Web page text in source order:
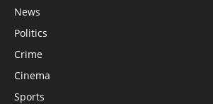
News
Politics
Crime
Cinema
Sports